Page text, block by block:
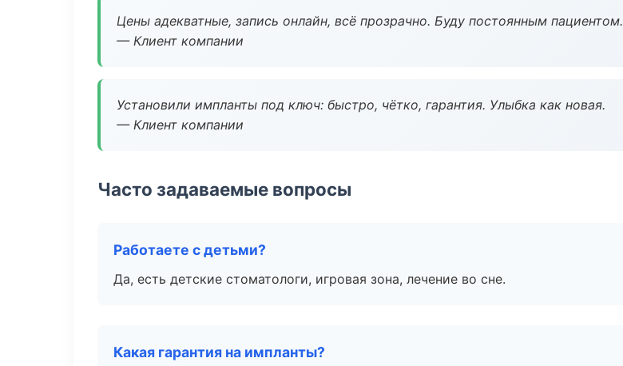
Цены адекватные, запись онлайн, всё прозрачно. Буду постоянным пациентом.
— Клиент компании
Установили импланты под ключ: быстро, чётко, гарантия. Улыбка как новая.
— Клиент компании
Часто задаваемые вопросы
Работаете с детьми?
Да, есть детские стоматологи, игровая зона, лечение во сне.
Какая гарантия на импланты?